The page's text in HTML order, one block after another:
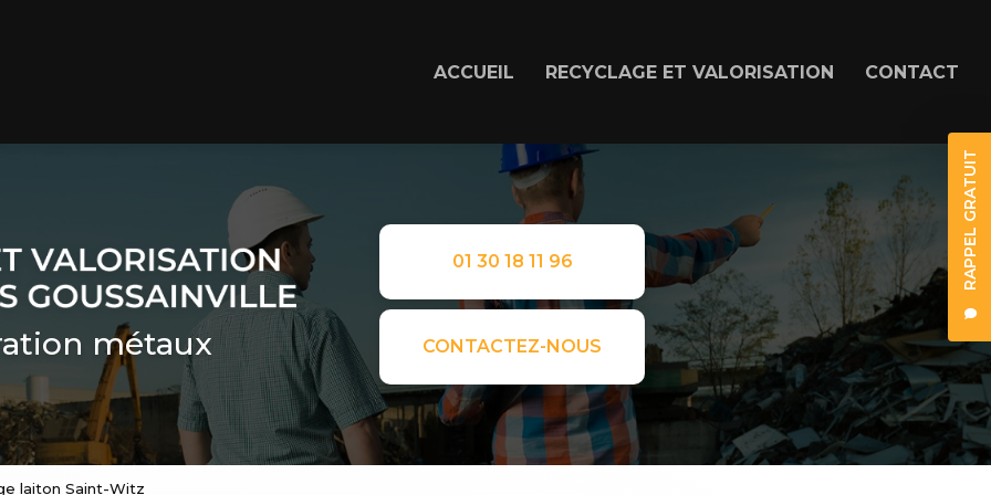
RAPPEL GRATUIT
ACCUEIL RECYCLAGE ET VALORISATION CONTACT
métaux
01 30 18 11 96
CONTACTEZ-NOUS
laiton Saint-Witz